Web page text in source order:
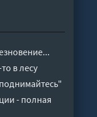
в лесу
- полная